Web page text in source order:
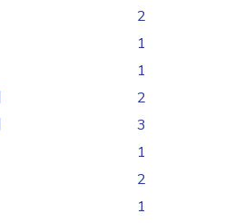
2
1
1
2
3
1
2
1